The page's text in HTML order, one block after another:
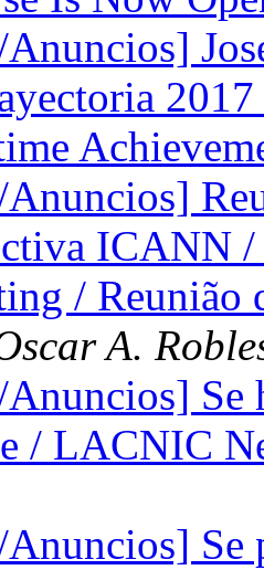
ICANN
/ Reunião
A.
Se
/ LACNIC
Se